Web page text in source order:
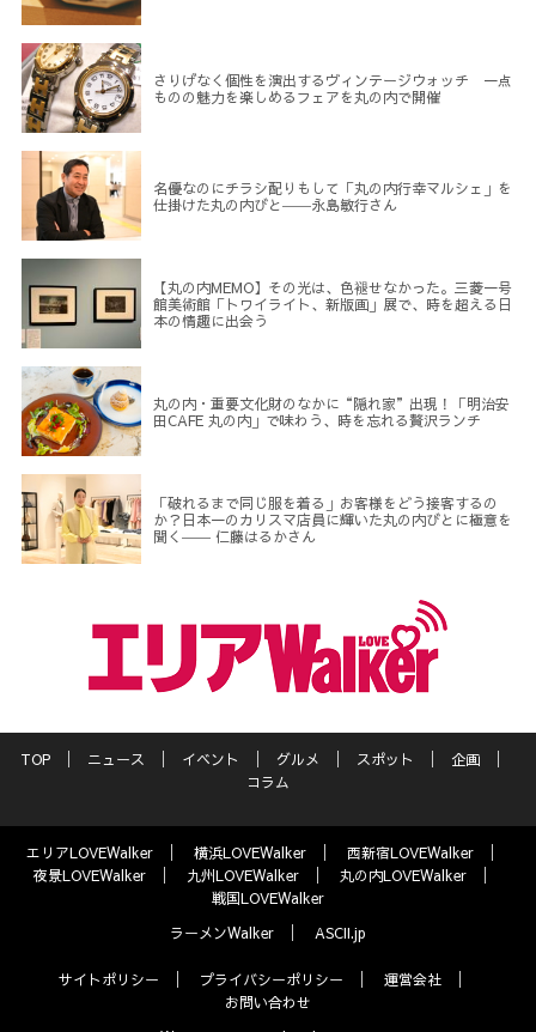
さりげなく個性を演出するヴィンテージウォッチ 一点
ものの魅力を楽しめるフェアを丸の内で開催
名優なのにチラシ配りもして「丸の内行幸マルシェ」を
仕掛けた丸の内びと――永島敏行さん
【丸の内MEMO】その光は、色褪せなかった。三菱一号
館美術館「トワイライト、新版画」展で、時を超える日
本の情趣に出会う
丸の内・重要文化財のなかに“隠れ家”出現！「明治安
田CAFE 丸の内」で味わう、時を忘れる贅沢ランチ
「破れるまで同じ服を着る」お客様をどう接客するの
か？日本一のカリスマ店員に輝いた丸の内びとに極意を
聞く―― 仁藤はるかさん
TOP ニュース イベント グルメ スポット
企画
コラム
エリアLOVEWalker 横浜LOVEWalker
西新宿LOVEWalker
夜景LOVEWalker
九州LOVEWalker
丸の内LOVEWalker
戦国LOVEWalker
ラーメンWalker
ASCII.jp
サイトポリシー プライバシーポリシー
運営会社
お問い合わせ